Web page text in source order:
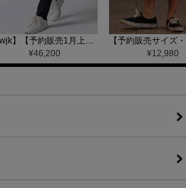
【wjk】【予約販売1月上旬～中旬入荷】function knit easy slacks(jacquard check) ニットイージーパンツ(504 mw08j)
¥46,200 ¥12,980